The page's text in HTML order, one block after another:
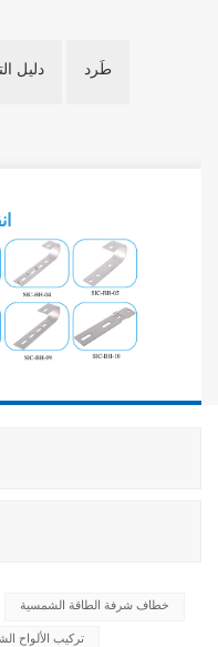
دليل طَرد
خطاف شرفة الطاقة الشمسية
تركيب الألواح